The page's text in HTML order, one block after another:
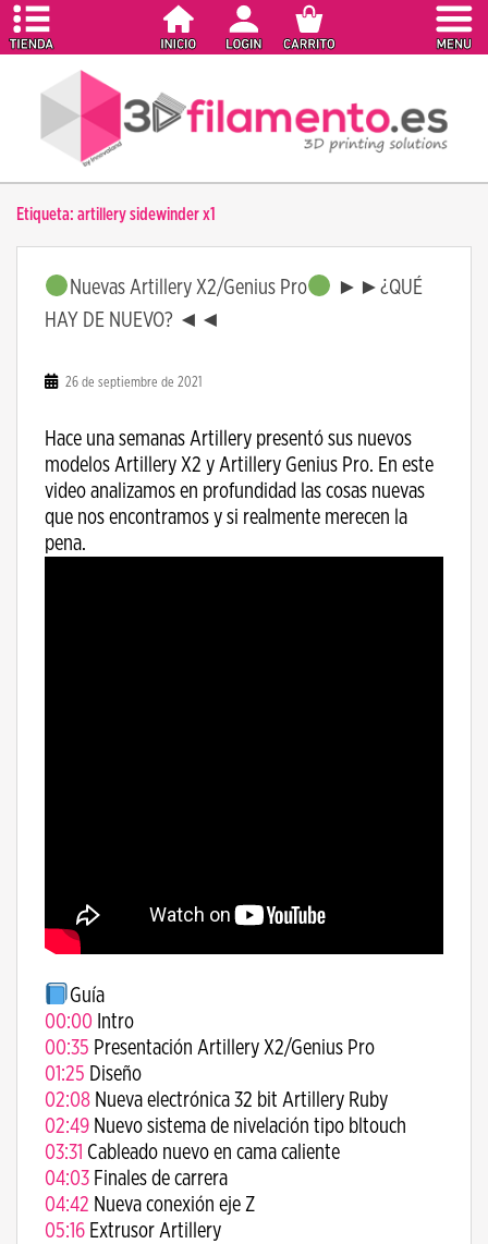
Etiqueta: artillery sidewinder x1
Nuevas Artillery X2/Genius Pro
►►¿QUÉ
HAY DE NUEVO? ◄◄
26 de septiembre de 2021
Hace una semanas Artillery presentó sus nuevos
modelos Artillery X2 y Artillery Genius Pro. En este
video analizamos en profundidad las cosas nuevas
que nos encontramos y si realmente merecen la
pena.
Guía
00:00 Intro
00:35 Presentación Artillery X2/Genius Pro
01:25 Diseño
02:08 Nueva electrónica 32 bit Artillery Ruby
02:49 Nuevo sistema de nivelación tipo bltouch
03:31 Cableado nuevo en cama caliente
04:03 Finales de carrera
04:42 Nueva conexión eje Z
05:16 Extrusor Artillery